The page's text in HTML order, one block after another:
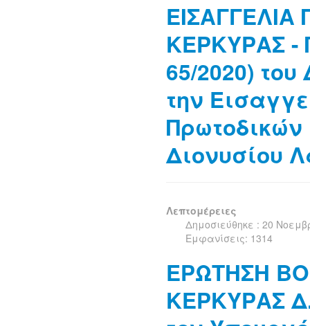
ΚΕΡΚΥΡΑΣ -
65/2020) του
την
Διονυσίου
Λεπτομέρειες
Δημοσιεύθηκε : 20
Εμφανίσεις: 1314
ΕΡΩΤΗΣΗ
ΚΕΡΚΥΡΑΣ